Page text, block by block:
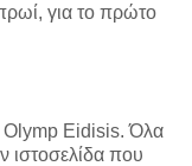
για το πρώτο
Olymp Eidisis. Όλα
ιστοσελίδα που